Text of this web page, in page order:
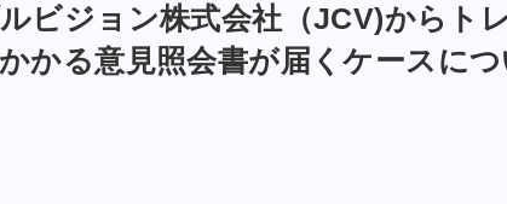
ビジョン株式会社（JCV)からト
かる意見照会書が届くケースにつ